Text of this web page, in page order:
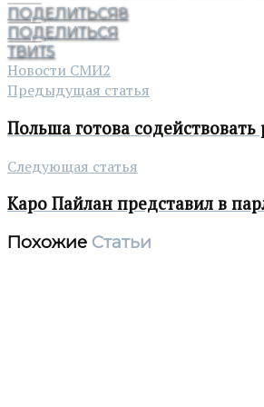
ПОДЕЛИТЬСЯ8
ПОДЕЛИТЬСЯ
ТВИТ5
Новости СМИ2
Предыдущая статья
Польша готова
Следующая статья
Каро Пайлан представил в
Похожие Статьи